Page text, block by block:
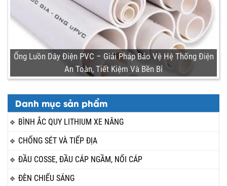
Danh mục sản phẩm
BÌNH ẮC QUY LITHIUM XE NÂNG
CHỐNG SÉT VÀ TIẾP ĐỊA
ĐẦU COSSE, ĐẦU CÁP NGẦM, NỐI CÁP
ĐÈN CHIẾU SÁNG
Ống Luồn Dây Điện PVC – Giải Pháp Bảo Vệ Hệ Thống Điện
An Toàn, Tiết Kiệm Và Bền Bỉ